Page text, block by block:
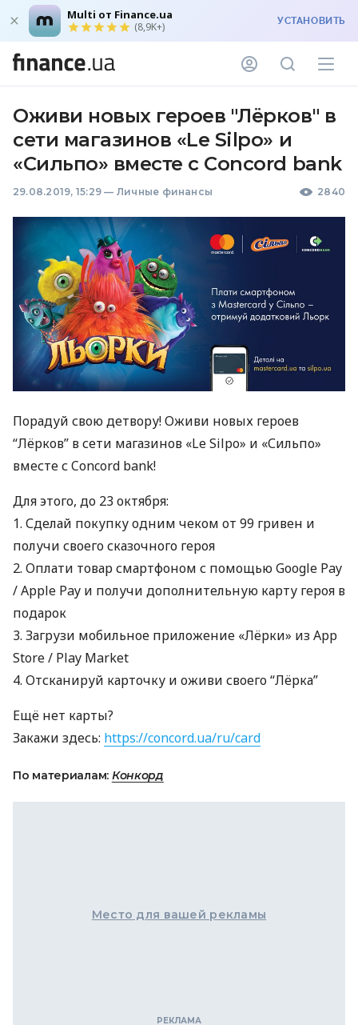
Multi от Finance.ua
(8,9K+) УСТАНОВИТЬ
Оживи новых героев "Лёрков" в
сети магазинов «Le Silpo» и
«Сильпо» вместе с Concord bank
29.08.2019, 15:29 — Личные финансы 2840
Порадуй свою детвору! Оживи новых героев
“Лёрков” в сети магазинов «Le Silpo» и «Сильпо»
вместе с Concord bank!
Для этого, до 23 октября:
1️. Сделай покупку одним чеком от 99 гривен и
получи своего сказочного героя
2. Оплати товар смартфоном с помощью Google Pay
/ Apple Pay и получи дополнительную карту героя в
подарок
3️. Загрузи мобильное приложение «Лёрки» из App
Store / Play Market
4️. Отсканируй карточку и оживи своего “Лёрка”
Ещё нет карты?
Закажи здесь: https://concord.ua/ru/card
По материалам: Конкорд
Место для вашей рекламы